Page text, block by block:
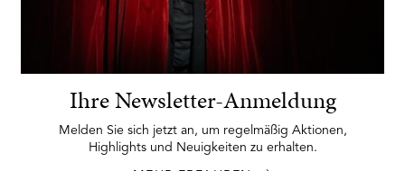
Ihre Newsletter-Anmeldung
Melden Sie sich jetzt an, um regelmäßig Aktionen,
Highlights und Neuigkeiten zu erhalten.